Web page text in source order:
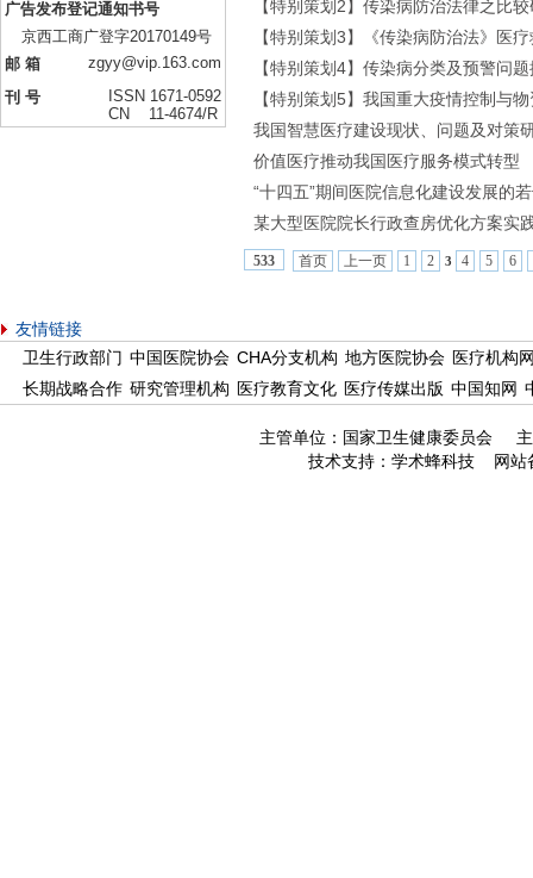
广告发布登记通知书号
京西工商广登字20170149号
邮 箱
zgyy@vip.163.com
刊 号
ISSN 1671-0592
CN 11-4674/R
【特别策划2】传染病防治法律之比
【特别策划3】《传染病防治法》医
【特别策划4】传染病分类及预警问
【特别策划5】我国重大疫情控制与
我国智慧医疗建设现状、问题及对策
价值医疗推动我国医疗服务模式转型
“十四五”期间医院信息化建设发展的
某大型医院院长行政查房优化方案实
533 首页 上一页 1 2 3 4 5 6
友情链接
卫生行政部门 中国医院协会 CHA分支机构 地方医院协会 医疗机构
长期战略合作 研究管理机构 医疗教育文化 医疗传媒出版 中国知网
主管单位：国家卫生健康委员会
技术支持：学术蜂科技 网站